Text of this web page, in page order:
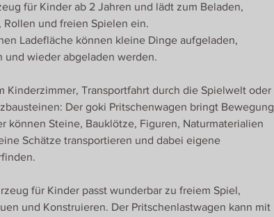
für Kinder ab 2 Jahren und lädt zum Beladen,
Rollen und freien Spielen ein.
Ladefläche können kleine Dinge aufgeladen,
und wieder abgeladen werden.
Kinderzimmer, Transportfahrt durch die Spielwelt oder
Der goki Pritschenwagen bringt Bewegung
können Steine, Bauklötze, Figuren, Naturmaterialien
Schätze transportieren und dabei eigene
für Kinder passt wunderbar zu freiem Spiel,
und Konstruieren. Der Pritschenlastwagen kann mit